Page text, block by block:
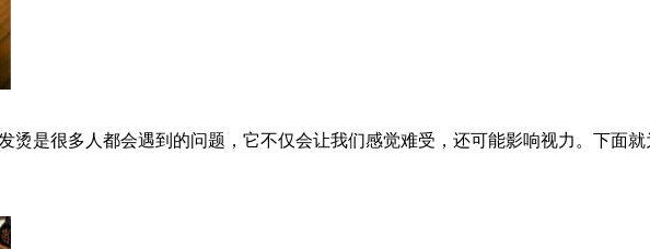
烫是很多人都会遇到的问题，它不仅会让我们感觉难受，还可能影响视力。下面